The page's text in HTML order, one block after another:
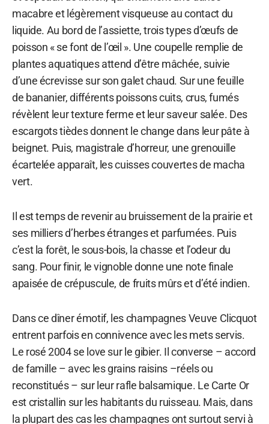
macabre et légèrement visqueuse au contact du
liquide. Au bord de l’assiette, trois types d’œufs de
poisson « se font de l’œil ». Une coupelle remplie de
plantes aquatiques attend d’être mâchée, suivie
d’une écrevisse sur son galet chaud. Sur une feuille
de bananier, différents poissons cuits, crus, fumés
révèlent leur texture ferme et leur saveur salée. Des
escargots tièdes donnent le change dans leur pâte à
beignet. Puis, magistrale d’horreur, une grenouille
écartelée apparaît, les cuisses couvertes de macha
vert.
Il est temps de revenir au bruissement de la prairie et
ses milliers d’herbes étranges et parfumées. Puis
c’est la forêt, le sous-bois, la chasse et l’odeur du
sang. Pour finir, le vignoble donne une note finale
apaisée de crépuscule, de fruits mûrs et d’été indien.
Dans ce dîner émotif, les champagnes Veuve Clicquot
entrent parfois en connivence avec les mets servis.
Le rosé 2004 se love sur le gibier. Il converse – accord
de famille – avec les grains raisins –réels ou
reconstitués – sur leur rafle balsamique. Le Carte Or
est cristallin sur les habitants du ruisseau. Mais, dans
la plupart des cas les champagnes ont surtout servi à